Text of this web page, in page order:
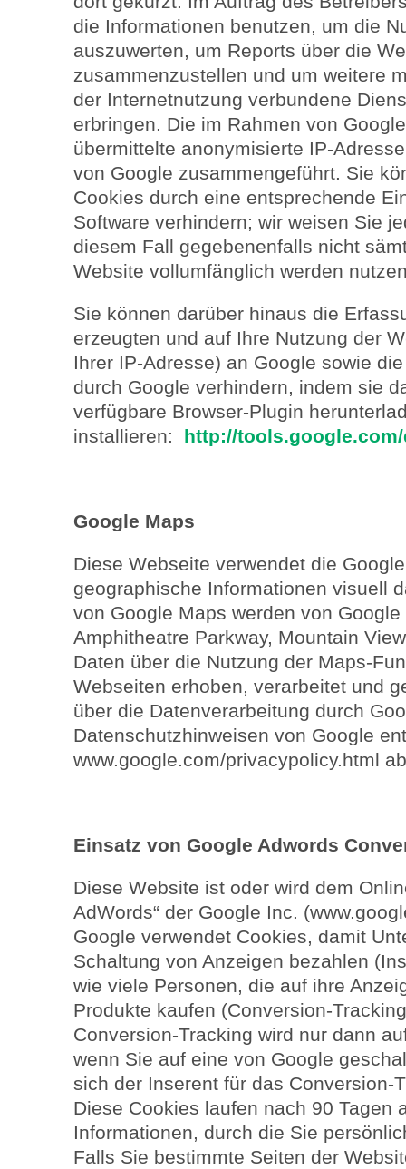
die Informationen benutzen, um die
auszuwerten, um Reports über die
zusammenzustellen und um weitere
der Internetnutzung verbundene
erbringen. Die im Rahmen von
übermittelte anonymisierte IP-
von Google zusammengeführt. Sie
Cookies durch eine entsprechende
Software verhindern; wir weisen Sie
diesem Fall gegebenenfalls nicht
Website vollumfänglich werden
Sie können darüber hinaus die
erzeugten und auf Ihre Nutzung der
Ihrer IP-Adresse) an Google sowie
durch Google verhindern, indem sie
verfügbare Browser-Plugin
installieren: http://
Google Maps
Diese Webseite verwendet die
geographische Informationen visuell
von Google Maps werden von
Amphitheatre Parkway, Mountain
Daten über die Nutzung der Maps-
Webseiten erhoben, verarbeitet und
über die Datenverarbeitung durch
Datenschutzhinweisen von Google
www.google.com/privacypolicy.html
Einsatz von Google Adwords
Diese Website ist oder wird dem
AdWords“ der Google Inc.
Google verwendet Cookies, damit
Schaltung von Anzeigen bezahlen
wie viele Personen, die auf ihre
Produkte kaufen (Conversion-
Conversion-Tracking wird nur dann
wenn Sie auf eine von Google
sich der Inserent für das Conversion-
Diese Cookies laufen nach 90 Tagen
Informationen, durch die Sie
Falls Sie bestimmte Seiten der